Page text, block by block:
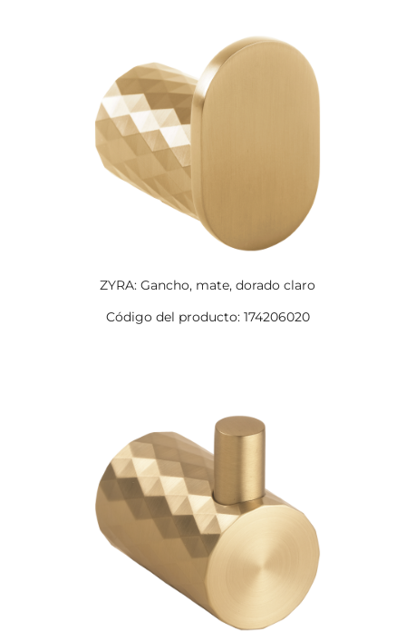
ZYRA: Gancho, mate, dorado claro
Código del producto: 174206020